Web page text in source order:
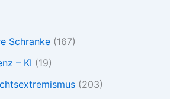
Schranke(167)
– KI (19)
(203)